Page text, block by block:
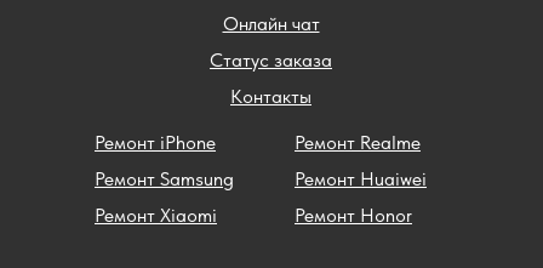
Контакты
Статус заказа
Ремонт iPhone
Ремонт Samsung
Ремонт Xiaomi
Ремонт Realme
Ремонт Huaiwei
Ремонт Honor
Онлайн чат